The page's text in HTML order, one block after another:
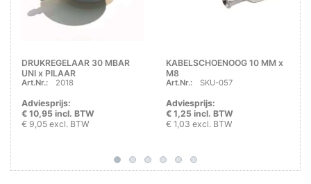
DRUKREGELAAR 30 MBAR
UNI x PILAAR
Art.Nr.: 2018
Adviesprijs:
€ 10,95 incl. BTW
€ 9,05 excl. BTW
KABELSCHOENOOG 10 MM x
M8
Art.Nr.: SKU-057
Adviesprijs:
€ 1,25 incl. BTW
€ 1,03 excl. BTW